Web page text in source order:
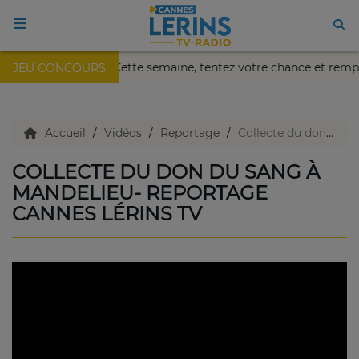
JEU CONCOURS
de Nice ! Cette semaine, tentez votre chance et
TV en direct
Replay TV
Accueil Vidéos Reportage Collecte du don du sang à Mandelieu- Reportage Cannes Lérins TV
COLLECTE DU DON DU SANG À
MANDELIEU- REPORTAGE
CANNES LÉRINS TV